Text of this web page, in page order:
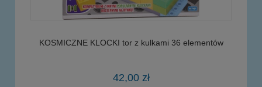
KOSMICZNE KLOCKI tor z kulkami 36 elementów
42,00 zł